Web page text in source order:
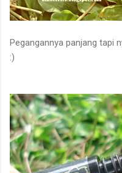
Pegangannya panjang tapi
:)